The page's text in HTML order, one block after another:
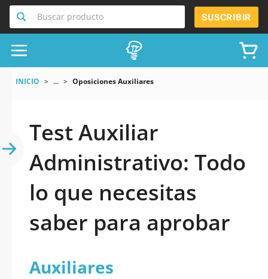
Buscar producto SUSCRIBIR
INICIO ... Oposiciones Auxiliares
Test Auxiliar
Administrativo: Todo
lo que necesitas
saber para aprobar
Auxiliares